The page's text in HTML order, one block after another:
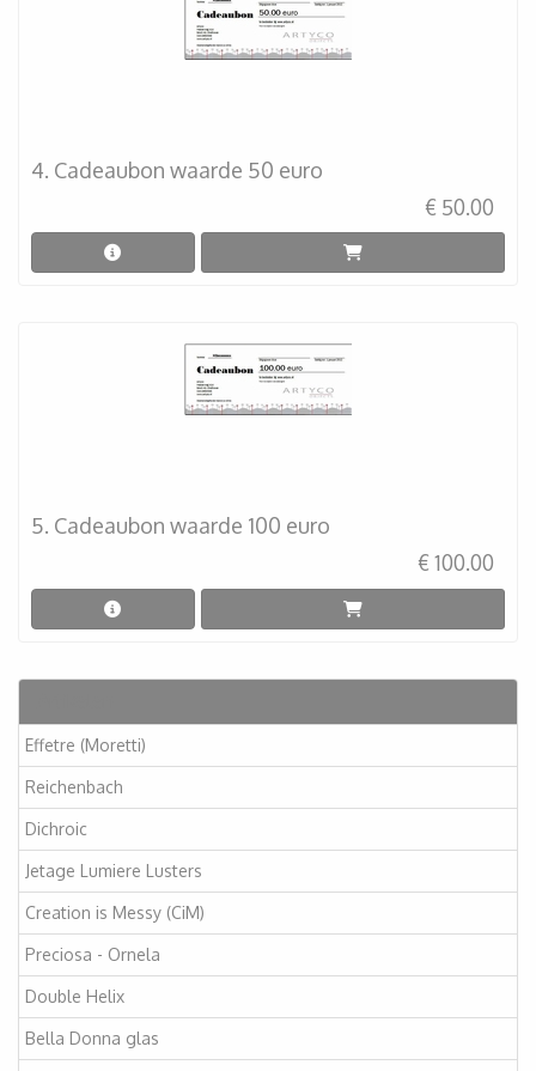
Effetre (Moretti)
Reichenbach
Dichroic
Jetage Lumiere Lusters
Creation is Messy (CiM)
Preciosa - Ornela
Double Helix
Bella Donna glas
4. Cadeaubon waarde 50 euro
€ 50.00
5. Cadeaubon waarde 100 euro
€ 100.00